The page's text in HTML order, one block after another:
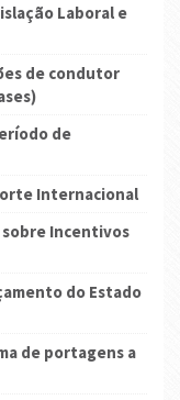
Laboral e
de condutor
de
Internacional
Incentivos
do Estado
de portagens a